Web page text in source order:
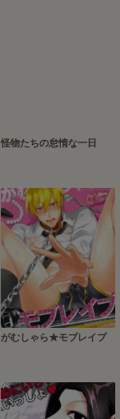
怪物たちの怠惰な一日
がむしゃら★モブレイプ